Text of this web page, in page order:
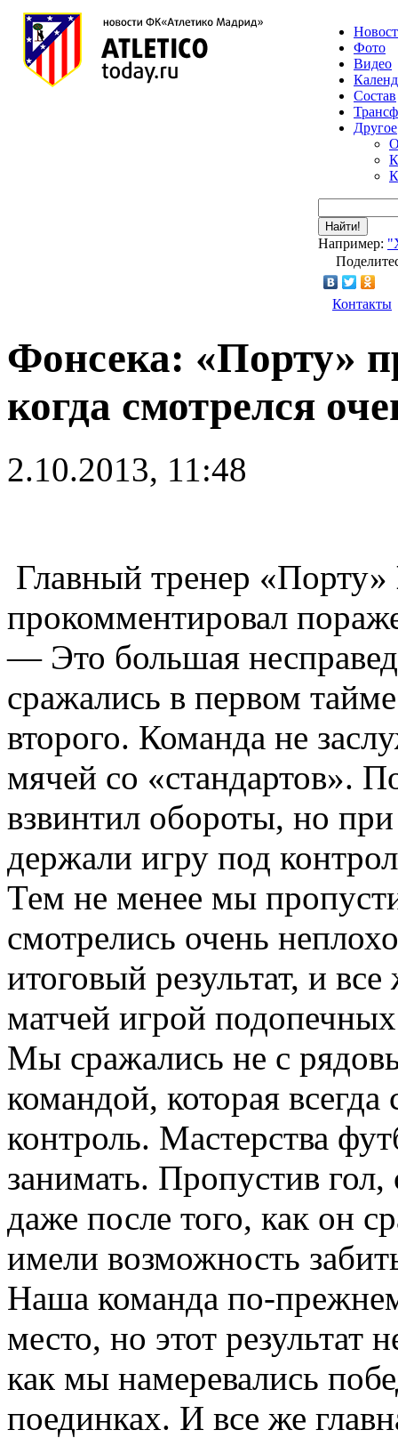
Фото
Видео
Состав
Другое
Найти!
Например:
Контакты
Фонсека: «Порту»
когда смотрелся
2.10.2013, 11:48
Главный тренер «Порту»
прокомментировал
— Это большая
сражались в первом
второго. Команда не
мячей со «стандартов».
взвинтил обороты, но
держали игру под
Тем не менее мы
смотрелись очень
итоговый результат, и
матчей игрой
Мы сражались не с
командой, которая всегда
контроль. Мастерства
занимать. Пропустив гол,
даже после того, как он
имели возможность
Наша команда по-
место, но этот результат
как мы намеревались
поединках. И все же